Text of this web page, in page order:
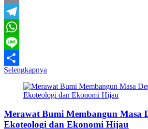
Email
Telegram
WhatsApp
Line
Share
Selengkapnya
Merawat Bumi Membangun Masa
Ekoteologi dan Ekonomi Hijau